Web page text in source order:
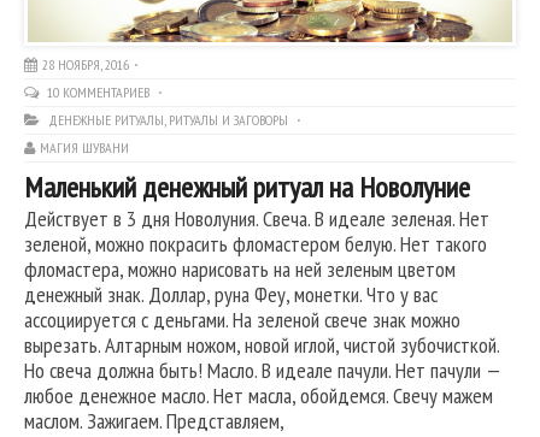
28 НОЯБРЯ, 2016
10 КОММЕНТАРИЕВ
ДЕНЕЖНЫЕ РИТУАЛЫ, РИТУАЛЫ И ЗАГОВОРЫ
МАГИЯ ШУВАНИ
Маленький денежный ритуал на Новолуние
Действует в 3 дня Новолуния. Свеча. В идеале зеленая. Нет
зеленой, можно покрасить фломастером белую. Нет такого
фломастера, можно нарисовать на ней зеленым цветом
денежный знак. Доллар, руна Феу, монетки. Что у вас
ассоциируется с деньгами. На зеленой свече знак можно
вырезать. Алтарным ножом, новой иглой, чистой зубочисткой.
Но свеча должна быть! Масло. В идеале пачули. Нет пачули —
любое денежное масло. Нет масла, обойдемся. Свечу мажем
маслом. Зажигаем. Представляем,